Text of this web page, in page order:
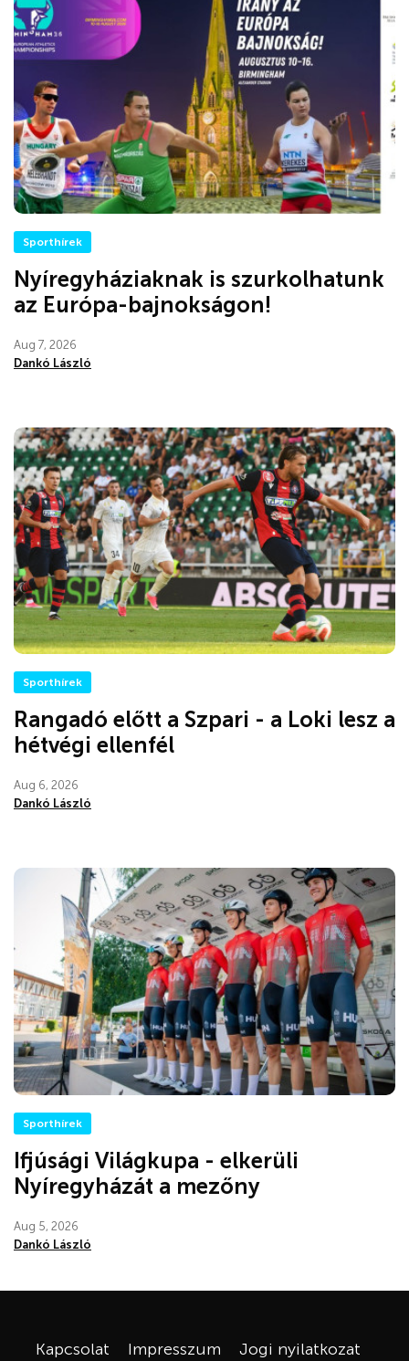
Sporthírek
Nyíregyháziaknak is szurkolhatunk
az Európa-bajnokságon!
Aug 7, 2026
Dankó László
Sporthírek
Rangadó előtt a Szpari - a Loki lesz a
hétvégi ellenfél
Aug 6, 2026
Dankó László
Sporthírek
Ifjúsági Világkupa - elkerüli
Nyíregyházát a mezőny
Aug 5, 2026
Dankó László
Kapcsolat Impresszum Jogi nyilatkozat